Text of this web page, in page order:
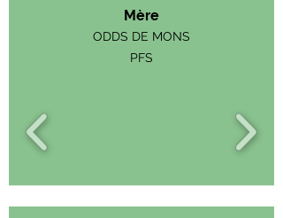
Mère
ODDS DE MONS
PFS